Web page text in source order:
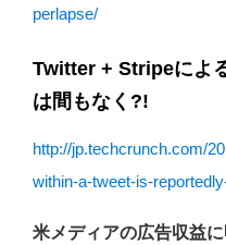
perlapse/
Twitter + Stripeによ
は間もなく?!
http://jp.techcrunch.com/
within-a-tweet-is-
米メディアの広告収益